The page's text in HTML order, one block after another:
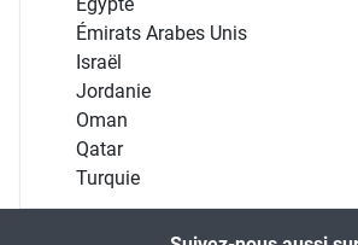
Émirats Arabes Unis
Israël
Jordanie
Oman
Qatar
Turquie